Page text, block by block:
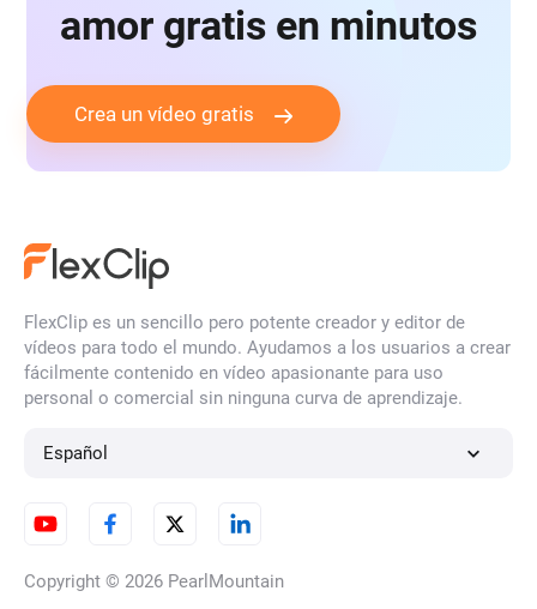
amor gratis en minutos
Crea un vídeo gratis
FlexClip es un sencillo pero potente creador y editor de
vídeos para todo el mundo. Ayudamos a los usuarios a crear
fácilmente contenido en vídeo apasionante para uso
personal o comercial sin ninguna curva de aprendizaje.
Español
Copyright © 2026 PearlMountain